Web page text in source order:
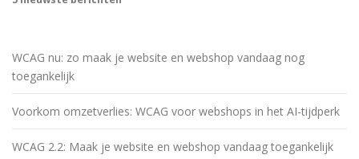
WCAG nu: zo maak je website en webshop vandaag nog
toegankelijk
Voorkom omzetverlies: WCAG voor webshops in het AI-tijdperk
WCAG 2.2: Maak je website en webshop vandaag toegankelijk